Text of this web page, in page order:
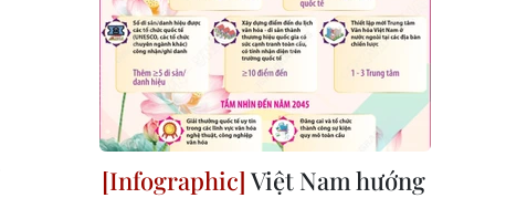
Việt Nam hướng